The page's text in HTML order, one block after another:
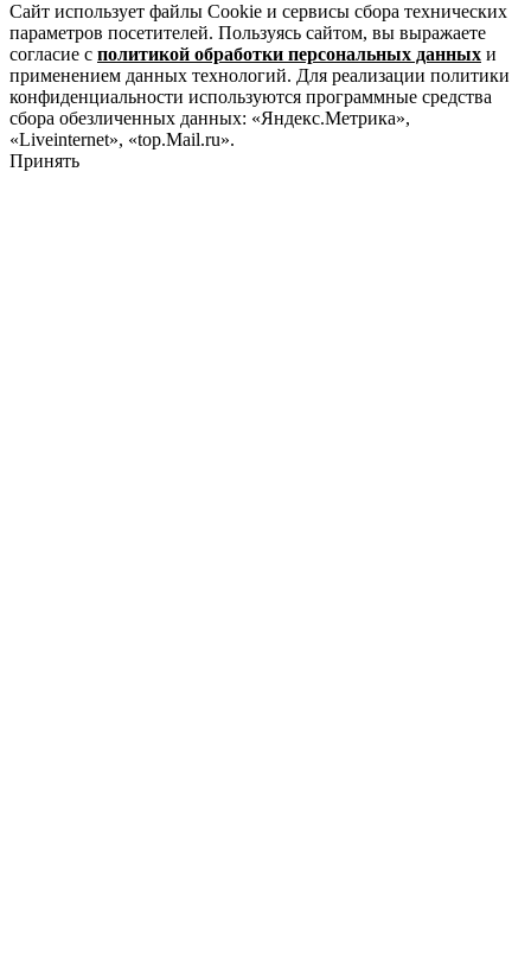
Сайт использует файлы Cookie и сервисы сбора технических
параметров посетителей. Пользуясь сайтом, вы выражаете
согласие с политикой обработки персональных данных и
применением данных технологий. Для реализации политики
конфиденциальности используются программные средства
сбора обезличенных данных: «Яндекс.Метрика»,
«Liveinternet», «top.Mail.ru».
Принять